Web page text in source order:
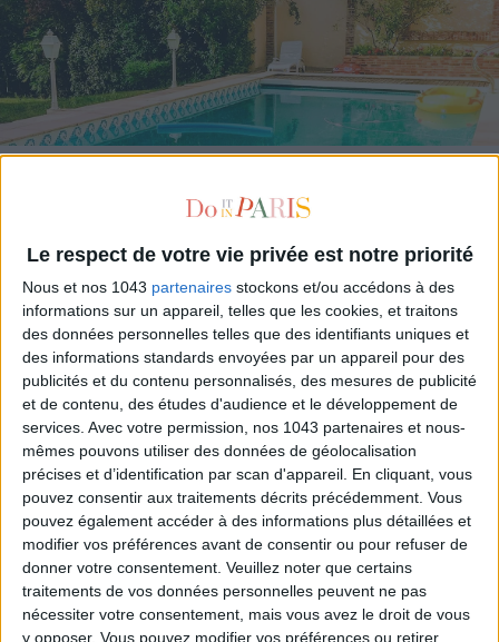
Le respect de votre vie privée est notre priorité
Nous et nos 1043 partenaires stockons et/ou accédons à des
informations sur un appareil, telles que les cookies, et traitons
des données personnelles telles que des identifiants uniques et
des informations standards envoyées par un appareil pour des
publicités et du contenu personnalisés, des mesures de publicité
et de contenu, des études d'audience et le développement de
services. Avec votre permission, nos 1043 partenaires et nous-
mêmes pouvons utiliser des données de géolocalisation
précises et d’identification par scan d'appareil. En cliquant, vous
pouvez consentir aux traitements décrits précédemment. Vous
pouvez également accéder à des informations plus détaillées et
modifier vos préférences avant de consentir ou pour refuser de
donner votre consentement. Veuillez noter que certains
traitements de vos données personnelles peuvent ne pas
nécessiter votre consentement, mais vous avez le droit de vous
y opposer. Vous pouvez modifier vos préférences ou retirer
LES SNEAKERS STARS DE L’ÉTÉ